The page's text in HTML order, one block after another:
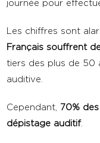
journée pour
Les chiffres sont
Français souffrent
tiers des plus de 50
auditive.
Cependant, 70%
dépistage auditif.